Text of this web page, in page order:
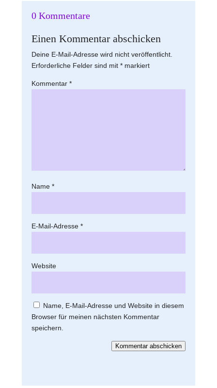
0 Kommentare
Einen Kommentar abschicken
Deine E-Mail-Adresse wird nicht veröffentlicht.
Erforderliche Felder sind mit *markiert
Kommentar *
Name *
E-Mail-Adresse *
Website
Name, E-Mail-Adresse und Website in diesem
Browser für meinen nächsten Kommentar
speichern.
Kommentar abschicken